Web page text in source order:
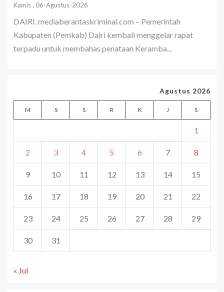
Kamis , 06-Agustus-2026
DAIRI, mediaberantaskriminal.com – Pemerintah
Kabupaten (Pemkab) Dairi kembali menggelar rapat
terpadu untuk membahas penataan Keramba...
Agustus 2026
M S S R K J S
1
2 3 4 5 6 7 8
9 10 11 12 13 14 15
16 17 18 19 20 21 22
23 24 25 26 27 28 29
30 31
« Jul